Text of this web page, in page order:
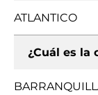
ATLANTICO
¿Cuál es la